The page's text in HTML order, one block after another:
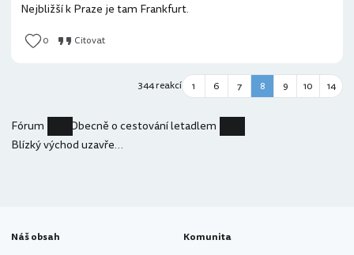
Nejbližší k Praze je tam Frankfurt.
0 Citovat
344 reakcí 1 6 7 8 9 10 14
Fórum
Obecně o cestování letadlem
Blízký východ uzavřený vzdušný prostor
Náš obsah Komunita